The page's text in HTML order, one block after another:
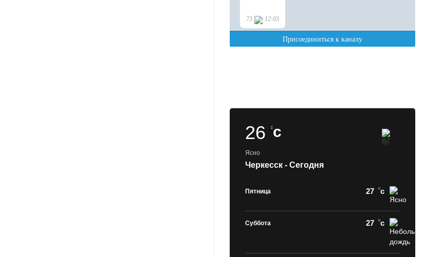
26c
Ясно
Черкесск - Сегодня
Пятница 27 c
Суббота 27 c